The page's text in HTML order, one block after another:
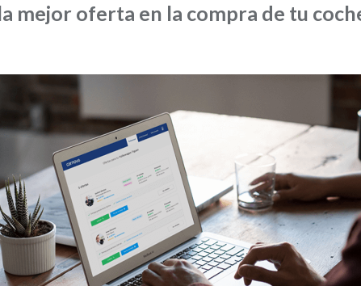
mejor oferta en la compra de tu